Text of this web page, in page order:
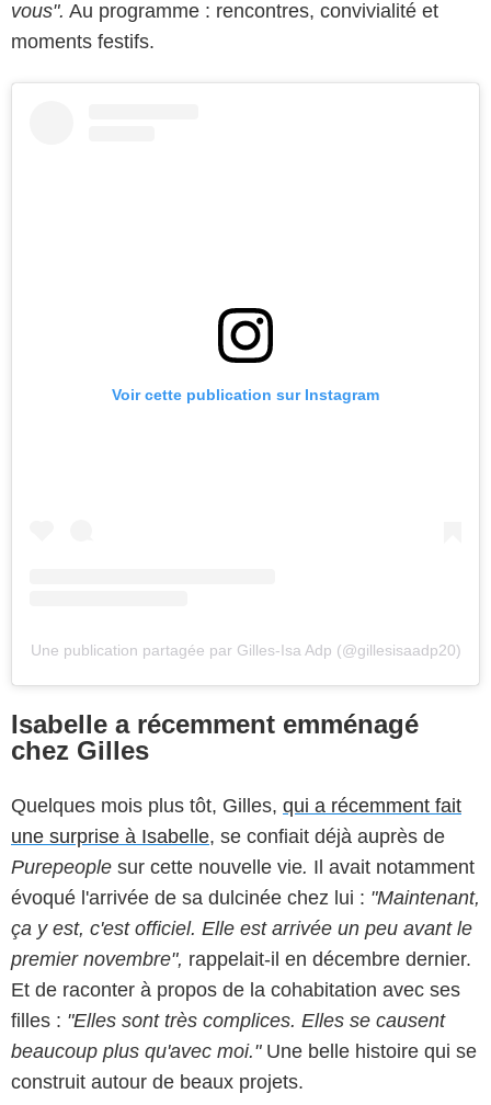
vous". Au programme : rencontres, convivialité et
moments festifs.
Voir cette publication sur Instagram
Une publication partagée par Gilles-Isa Adp (@gillesisaadp20)
Isabelle a récemment emménagé
chez Gilles
Quelques mois plus tôt, Gilles, qui a récemment fait
une surprise à Isabelle, se confiait déjà auprès de
Purepeople sur cette nouvelle vie. Il avait notamment
évoqué l'arrivée de sa dulcinée chez lui : "Maintenant,
ça y est, c'est officiel. Elle est arrivée un peu avant le
premier novembre", rappelait-il en décembre dernier.
Et de raconter à propos de la cohabitation avec ses
filles : "Elles sont très complices. Elles se causent
beaucoup plus qu'avec moi."Une belle histoire qui se
construit autour de beaux projets.